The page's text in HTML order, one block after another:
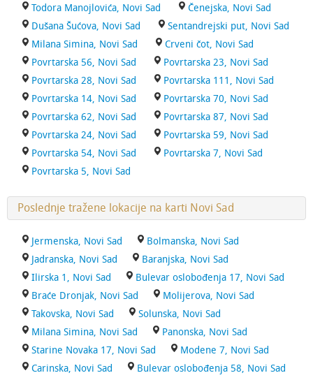
Todora Manojlovića, Novi Sad
Čenejska, Novi Sad
Dušana Šućova, Novi Sad
Sentandrejski put, Novi Sad
Milana Simina, Novi Sad
Crveni čot, Novi Sad
Povrtarska 56, Novi Sad
Povrtarska 23, Novi Sad
Povrtarska 28, Novi Sad
Povrtarska 111, Novi Sad
Povrtarska 14, Novi Sad
Povrtarska 70, Novi Sad
Povrtarska 62, Novi Sad
Povrtarska 87, Novi Sad
Povrtarska 24, Novi Sad
Povrtarska 59, Novi Sad
Povrtarska 54, Novi Sad
Povrtarska 7, Novi Sad
Povrtarska 5, Novi Sad
Poslednje tražene lokacije na karti Novi Sad
Jermenska, Novi Sad
Bolmanska, Novi Sad
Jadranska, Novi Sad
Baranjska, Novi Sad
Ilirska 1, Novi Sad
Bulevar oslobođenja 17, Novi Sad
Braće Dronjak, Novi Sad
Molijerova, Novi Sad
Takovska, Novi Sad
Solunska, Novi Sad
Milana Simina, Novi Sad
Panonska, Novi Sad
Starine Novaka 17, Novi Sad
Modene 7, Novi Sad
Carinska, Novi Sad
Bulevar oslobođenja 58, Novi Sad